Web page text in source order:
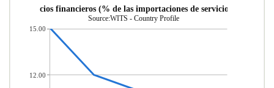
y servicios financieros (% de las importaciones de servicios
Source:WITS - Country Profile
15.00
12.00